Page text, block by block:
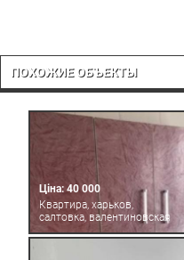
ПОХОЖИЕ ОБЪЕКТЫ
Ціна: 40 000
Квартира, харьков,
салтовка, валентиновская